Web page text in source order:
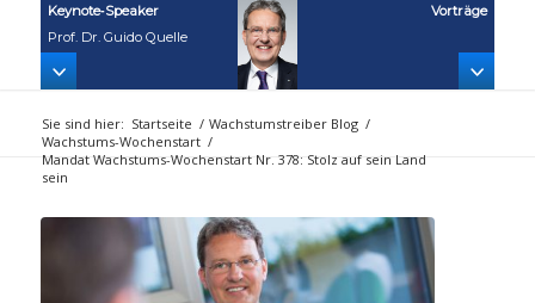
Keynote‑Speaker
Prof. Dr. Guido Quelle
Vorträge
Sie sind hier: Startseite / Wachstumstreiber Blog /
Wachstums-Wochenstart /
Mandat Wachstums-Wochenstart Nr. 378: Stolz auf sein Land
sein